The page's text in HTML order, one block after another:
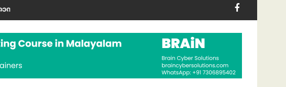
ശ്രദ്ധേയമായി
ശാഖയിൽ ഷോപ് ചെയ്തയാൾക്ക് അപ്പാർട്ട്മെന്റ് സമ്മാനം
പരമ്പരാഗത നെയ്ത്തുകാരെ